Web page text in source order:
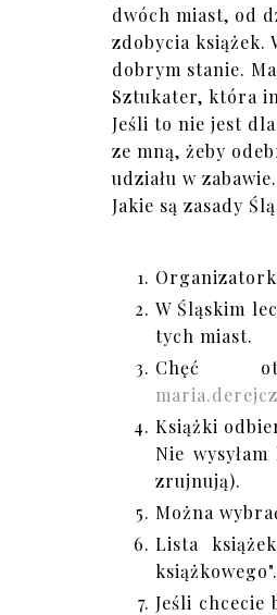
dwóch miast, od
zdobycia książek.
dobrym stanie.
Sztukater, która
Jeśli to nie jest
ze mną, żeby
udziału w zabawie.
Jakie są zasady
W Śląskim
tych miast.
Chęć
Książki
Nie
zrujnują).
Można
Lista
książkowego".
Jeśli